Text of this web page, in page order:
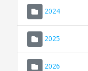
2024
2025
2026